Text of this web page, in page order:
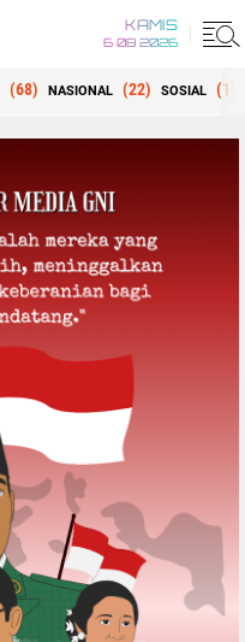
KAMIS
6 08 2026
(68) NASIONAL (22) SOSIAL (1)